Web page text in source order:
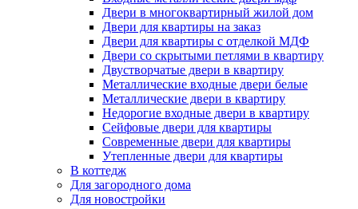
Двери в многоквартирный жилой дом
Двери для квартиры на заказ
Двери для квартиры с отделкой МДФ
Двери со скрытыми петлями в квартиру
Двустворчатые двери в квартиру
Металлические входные двери белые
Металлические двери в квартиру
Недорогие входные двери в квартиру
Сейфовые двери для квартиры
Современные двери для квартиры
Утепленные двери для квартиры
В коттедж
Для загородного дома
Для новостройки